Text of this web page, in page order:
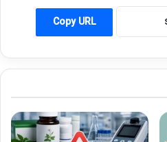
Copy URL